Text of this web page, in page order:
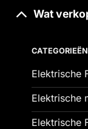
Wat
CATEGORIEËN
Elektrische
Elektrische
Elektrische